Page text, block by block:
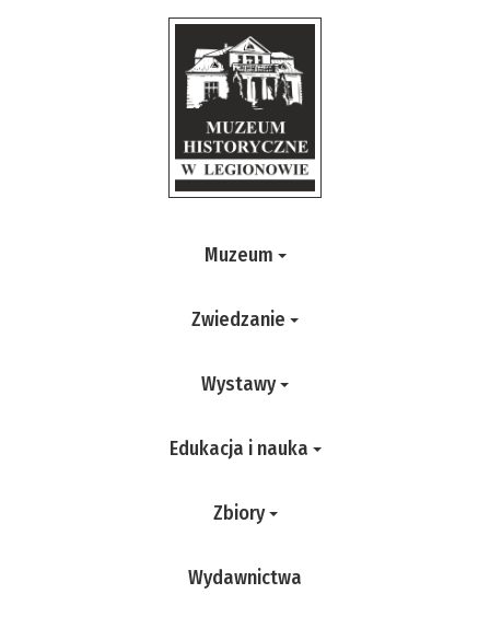
Muzeum
Zwiedzanie
Wystawy
Edukacja i nauka
Zbiory
Wydawnictwa